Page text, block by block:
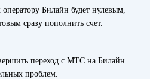
оператору Билайн будет нулевым,
сразу пополнить счет.
переход с МТС на Билайн
проблем.